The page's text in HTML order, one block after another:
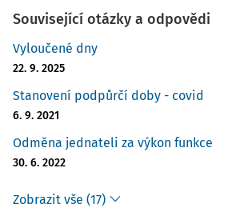
Související otázky a odpovědi
Vyloučené dny
22. 9. 2025
Stanovení podpůrčí doby - covid
6. 9. 2021
Odměna jednateli za výkon funkce
30. 6. 2022
Zobrazit vše (17)